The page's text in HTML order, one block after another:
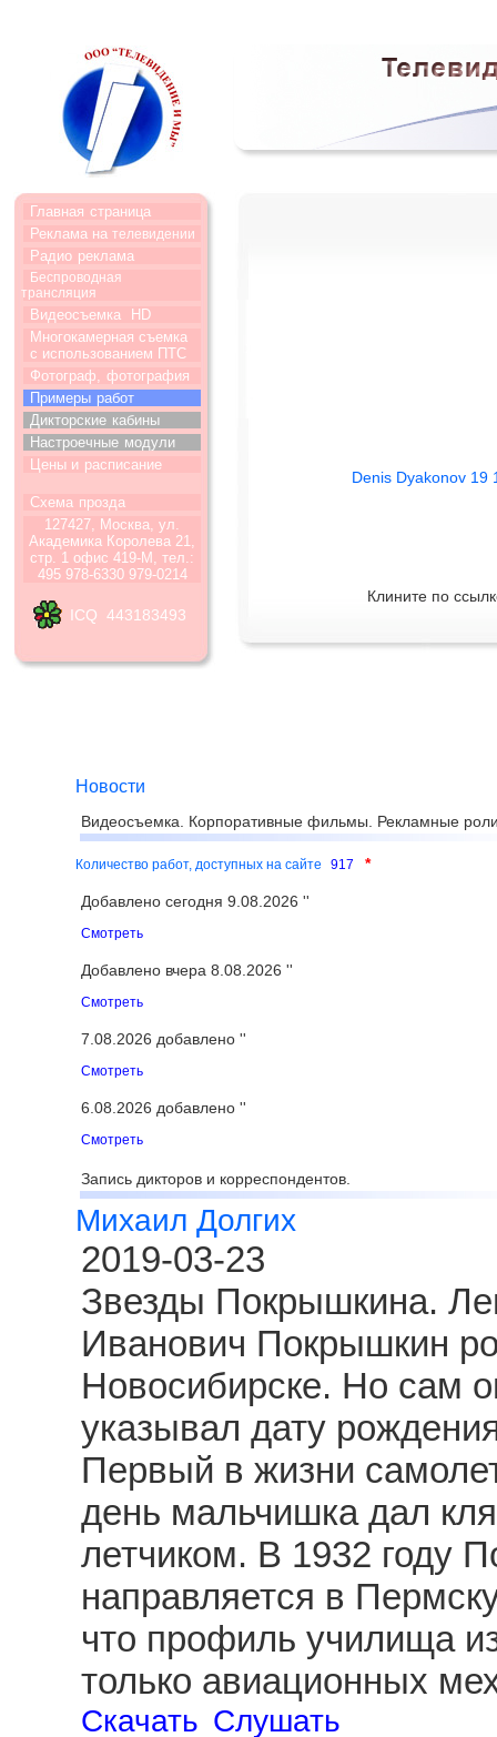
Главная страница
Реклама на телевидении
Радио реклама
Беспроводная
трансляция
Видеосъемка
HD
Многокамерная съемка
с использованием ПТС
Фотограф, фотография
Примеры работ
Дикторские кабины
Настроечные модули
Цены и расписание
Схема прозда
127427, Москва, ул.
Академика Королева 21,
стр. 1 офис 419-М, тел.:
495 978-6330 979-0214
ICQ 443183493
Denis Dyakonov 19
Клините по
Новости
Видеосъемка. Корпоративные фильмы. Рекламные
Количество работ, доступных на сайте 917 *
Добавлено сегодня 9.08.2026 ''
Смотреть
Добавлено вчера 8.08.2026 ''
Смотреть
7.08.2026 добавлено ''
Смотреть
6.08.2026 добавлено ''
Смотреть
Запись дикторов и корреспондентов.
Михаил Долгих
2019-03-23
Звезды Покрышкина.
Иванович Покрышкин
Новосибирске. Но сам
указывал дату
Первый в жизни
день мальчишка дал
летчиком. В 1932 году
направляется в
что профиль училища
только авиационных
Скачать Слушать